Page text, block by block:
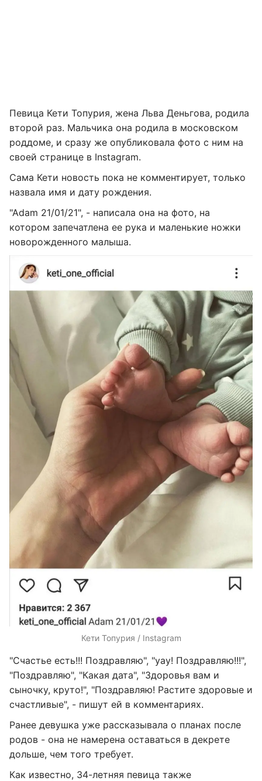
Певица Кети Топурия, жена Льва Деньгова, родила
второй раз. Мальчика она родила в московском
роддоме, и сразу же опубликовала фото с ним на
своей странице в Instagram.
Сама Кети новость пока не комментирует, только
назвала имя и дату рождения.
"Adam 21/01/21", - написала она на фото, на
котором запечатлена ее рука и маленькие ножки
новорожденного малыша.
Кети Топурия / Instagram
"Счастье есть!!! Поздравляю", "уау! Поздравляю!!!",
"Поздравляю", "Какая дата", "Здоровья вам и
сыночку, круто!", "Поздравляю! Растите здоровые и
счастливые", - пишут ей в комментариях.
Ранее девушка уже рассказывала о планах после
родов - она не намерена оставаться в декрете
дольше, чем того требует.
Как известно, 34-летняя певица также